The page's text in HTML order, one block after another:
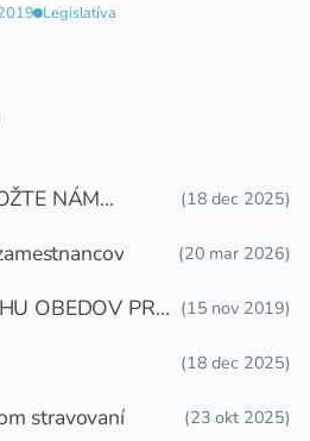
Legislatíva
NÁM
(18 dec 2025)
(20 mar 2026)
OBEDOV PRE
(15 nov 2019)
(18 dec 2025)
stravovaní (23 okt 2025)